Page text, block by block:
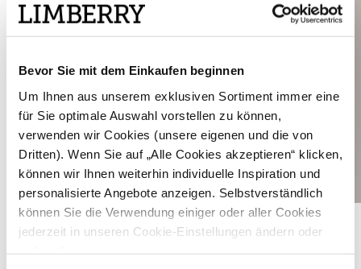
Bevor Sie mit dem Einkaufen beginnen
Um Ihnen aus unserem exklusiven Sortiment immer eine
für Sie optimale Auswahl vorstellen zu können,
verwenden wir Cookies (unsere eigenen und die von
Dritten). Wenn Sie auf „Alle Cookies akzeptieren“ klicken,
können wir Ihnen weiterhin individuelle Inspiration und
personalisierte Angebote anzeigen. Selbstverständlich
können Sie die Verwendung einiger oder aller Cookies
jederzeit in unseren Cookie-Einstellungen ändern oder
Karamell-farbenes Dirndl mit Samt-Mieder - ROMEE GOLDEN BROWN